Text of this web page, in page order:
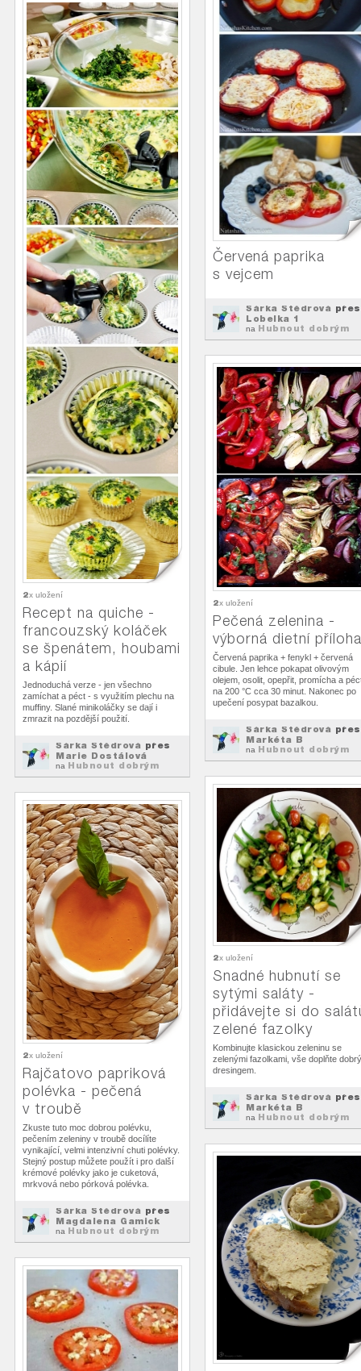
Červená paprika
s vejcem
Šárka Štědrová přes
Lobelka 1
na Hubnout dobrým
jídlem
2x uložení
Recept na quiche -
francouzský koláček
se špenátem, houbami
a kápií
Jednoduchá verze - jen všechno
zamíchat a péct - s využitím plechu na
muffiny. Slané minikoláčky se dají i
zmrazit na pozdější použití.
Šárka Štědrová přes
Marie Dostálová
na Hubnout dobrým
jídlem
2x uložení
Pečená zelenina -
výborná dietní příloha
Červená paprika + fenykl + červená
cibule. Jen lehce pokapat olivovým
olejem, osolit, opepřit, promícha a
na 200 °C cca 30 minut. Nakonec po
upečení posypat bazalkou.
Šárka Štědrová přes
Markéta B
na Hubnout dobrým
jídlem
2x uložení
Snadné hubnutí se
sytými saláty -
přidávejte si do
zelené fazolky
Kombinujte klasickou zeleninu se
zelenými fazolkami, vše doplňte
dresingem.
Šárka Štědrová přes
Markéta B
na Hubnout dobrým
jídlem
2x uložení
Rajčatovo papriková
polévka - pečená
v troubě
Zkuste tuto moc dobrou polévku,
pečením zeleniny v troubě docílíte
vynikající, velmi intenzivní chuti polévky.
Stejný postup můžete použít i pro další
krémové polévky jako je cuketová,
mrkvová nebo pórková polévka.
Šárka Štědrová přes
Magdalena Gamick
na Hubnout dobrým
jídlem